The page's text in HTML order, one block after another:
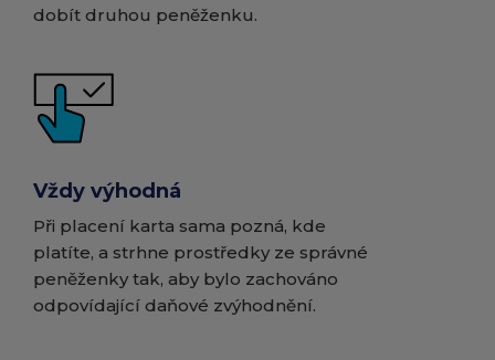
dobít druhou peněženku.
Vždy výhodná
Při placení karta sama pozná, kde
platíte, a strhne prostředky ze správné
peněženky tak, aby bylo zachováno
odpovídající daňové zvýhodnění.